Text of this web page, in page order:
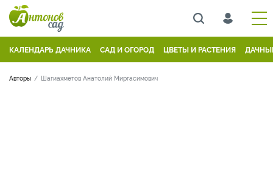
КАЛЕНДАРЬ ДАЧНИКА САД И ОГОРОД ЦВЕТЫ И РАСТЕНИЯ
Авторы Шагиахметов Анатолий Миргасимович